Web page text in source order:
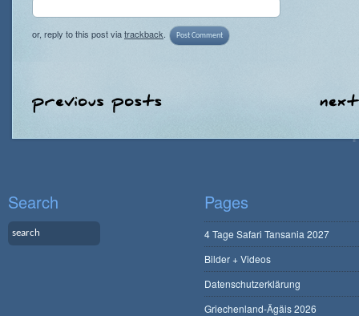
or, reply to this post viatrackback.
Search Pages
4 Tage Safari Tansania 2027
Bilder + Videos
Datenschutzerklärung
Griechenland-Ägäis 2026